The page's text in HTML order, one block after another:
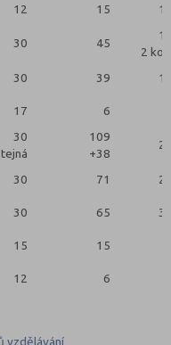
12 15
30 45
2
30 39
17 6
30
109
+38
30 71
30 65
15 15
12 6
vzdělávání